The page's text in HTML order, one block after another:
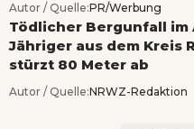
Autor / Quelle:PR/Werbung
Tödlicher Bergunfall im
Jähriger aus dem Kreis
stürzt 80 Meter ab
Autor / Quelle:NRWZ-Redaktion